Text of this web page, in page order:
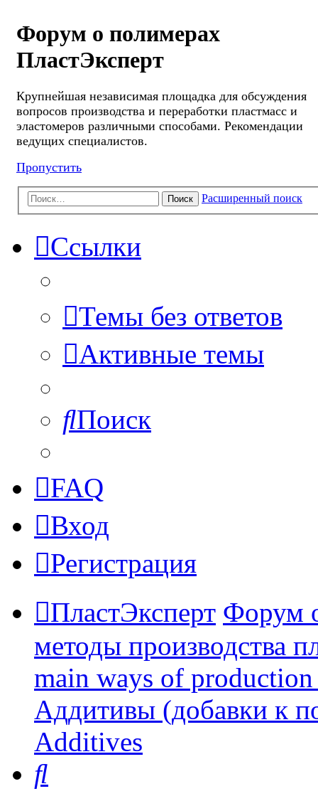
Форум о полимерах
ПластЭксперт
Крупнейшая независимая площадка для обсуждения
вопросов производства и переработки пластмасс и
эластомеров различными способами. Рекомендации
ведущих специалистов.
Пропустить
Поиск Расширенный поиск
Ссылки
Темы без ответов
Активные темы
Поиск
FAQ
Вход
Регистрация
ПластЭксперт Форум
методы производства
main ways of
Аддитивы (добавки к
Additives